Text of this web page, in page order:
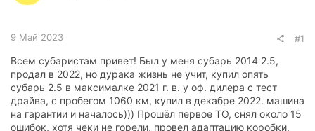
9 Май 2023 #1
Всем субаристам привет! Был у меня субарь 2014 2.5,
продал в 2022, но дурака жизнь не учит, купил опять
субарь 2.5 в максималке 2021 г. в. у оф. дилера с тест
драйва, с пробегом 1060 км, купил в декабре 2022. машина
на гарантии и началось))) Прошёл первое ТО, снял около 15
ошибок, хотя чеки не горели, провел адаптацию коробки.